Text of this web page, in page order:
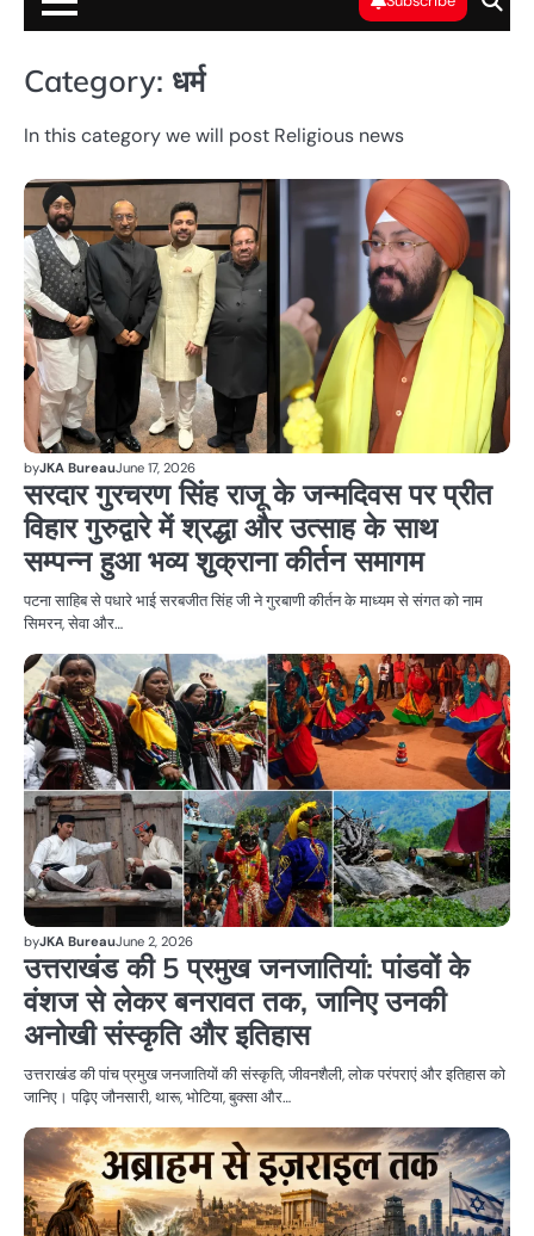
Category: धर्म
In this category we will post Religious news
byJKA BureauJune 17, 2026
सरदार गुरचरण सिंह राजू के जन्मदिवस पर प्रीत
विहार गुरुद्वारे में श्रद्धा और उत्साह के साथ
सम्पन्न हुआ भव्य शुक्राना कीर्तन समागम
पटना साहिब से पधारे भाई सरबजीत सिंह जी ने गुरबाणी कीर्तन के माध्यम से संगत को नाम
सिमरन, सेवा और…
byJKA BureauJune 2, 2026
उत्तराखंड की 5 प्रमुख जनजातियां: पांडवों के
वंशज से लेकर बनरावत तक, जानिए उनकी
अनोखी संस्कृति और इतिहास
उत्तराखंड की पांच प्रमुख जनजातियों की संस्कृति, जीवनशैली, लोक परंपराएं और इतिहास को
जानिए। पढ़िए जौनसारी, थारू, भोटिया, बुक्सा और…